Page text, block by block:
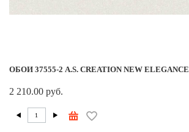
ОБОИ 37555-2 A.S. CREATION NEW ELEGANCE
2 210.00 руб.